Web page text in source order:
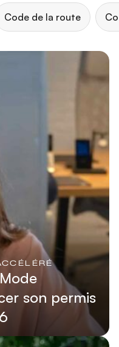
Code de la route
son permis